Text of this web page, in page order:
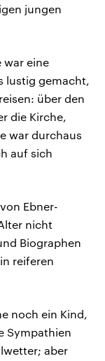
jungen
war eine
lustig gemacht,
über den
die Kirche,
war durchaus
auf sich
Ebner-
nicht
Biographen
reiferen
noch ein Kind,
Sympathien
aber